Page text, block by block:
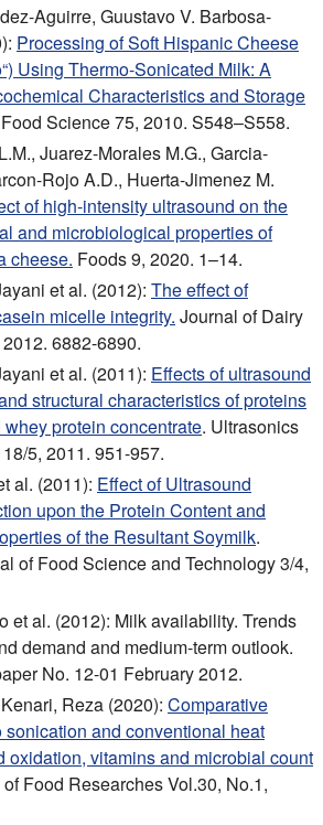
Aguirre, Guustavo V. Barbosa-
Processing of Soft Hispanic Cheese
Using Thermo-Sonicated Milk: A
Characteristics and Storage
Science 75, 2010. S548–S558.
Juarez-Morales M.G., Garcia-
Rojo A.D., Huerta-Jimenez M.
of high-intensity ultrasound on the
and microbiological properties of
cheese. Foods 9, 2020. 1–14.
et al. (2012): The effect of
micelle integrity. Journal of Dairy
6882-6890.
et al. (2011): Effects of ultrasound
structural characteristics of proteins
protein concentrate. Ultrasonics
5, 2011. 951-957.
al. (2011): Effect of Ultrasound
upon the Protein Content and
of the Resultant Soymilk.
of Food Science and Technology 3/4,
et al. (2012): Milk availability. Trends
demand and medium-term outlook.
No. 12-01 February 2012.
Reza (2020): Comparative
sonication and conventional heat
oxidation, vitamins and microbial count
Food Researches Vol.30, No.1,